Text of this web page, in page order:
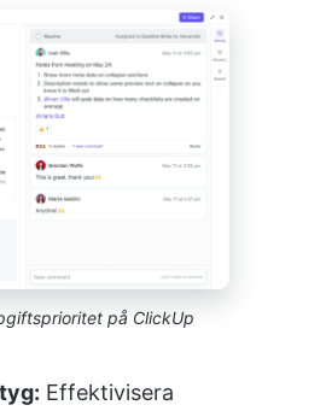
på ClickUp
Effektivisera